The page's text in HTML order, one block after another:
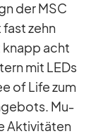
der MSC
zehn
knapp acht
mit LEDs
of Life zum
Mu­
Ak­ti­vi­tä­ten